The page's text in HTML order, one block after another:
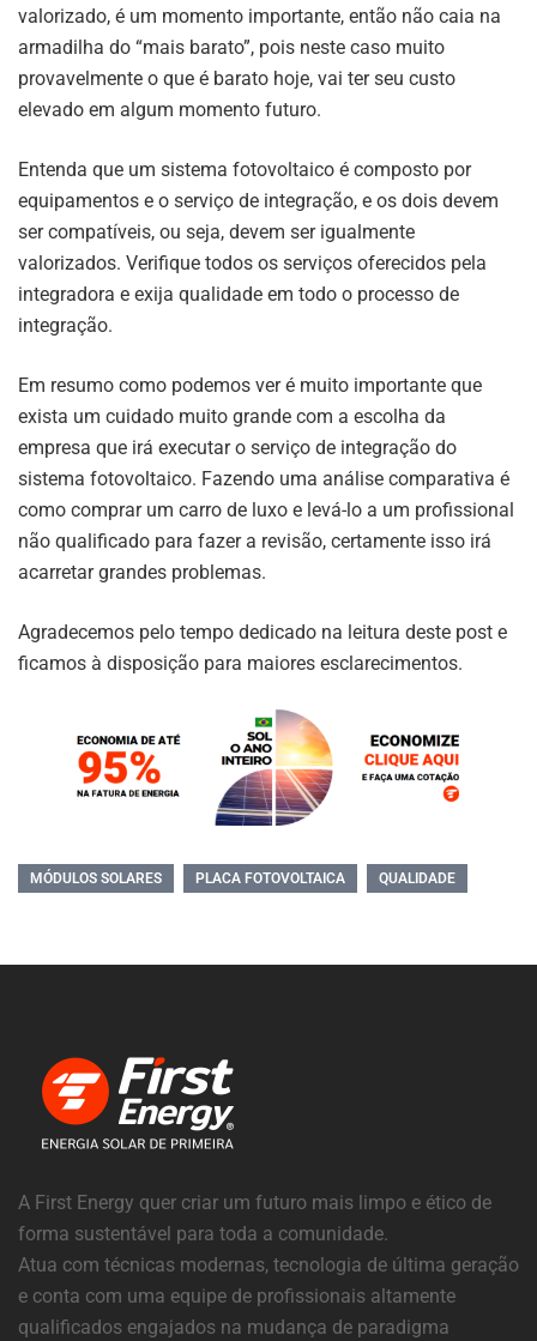
valorizado, é um momento importante, então não caia na
armadilha do “mais barato”, pois neste caso muito
provavelmente o que é barato hoje, vai ter seu custo
elevado em algum momento futuro.
Entenda que um sistema fotovoltaico é composto por
equipamentos e o serviço de integração, e os dois devem
ser compatíveis, ou seja, devem ser igualmente
valorizados. Verifique todos os serviços oferecidos pela
integradora e exija qualidade em todo o processo de
integração.
Em resumo como podemos ver é muito importante que
exista um cuidado muito grande com a escolha da
empresa que irá executar o serviço de integração do
sistema fotovoltaico. Fazendo uma análise comparativa é
como comprar um carro de luxo e levá-lo a um profissional
não qualificado para fazer a revisão, certamente isso irá
acarretar grandes problemas.
Agradecemos pelo tempo dedicado na leitura deste post e
ficamos à disposição para maiores esclarecimentos.
MÓDULOS SOLARES PLACA FOTOVOLTAICA QUALIDADE
A First Energy quer criar um futuro mais limpo e ético de
forma sustentável para toda a comunidade.
Atua com técnicas modernas, tecnologia de última geração
e conta com uma equipe de profissionais altamente
qualificados engajados na mudança de paradigma